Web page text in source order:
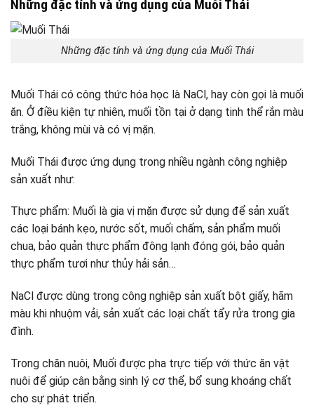
Những đặc tính và ứng dụng của Muối Thái
Những đặc tính và ứng dụng của Muối Thái
Muối Thái có công thức hóa học là NaCl, hay còn gọi là muối
ăn. Ở điều kiện tự nhiên, muối tồn tại ở dạng tinh thể rắn màu
trắng, không mùi và có vị mặn.
Muối Thái được ứng dụng trong nhiều ngành công nghiệp
sản xuất như:
Thực phẩm: Muối là gia vị mặn được sử dụng để sản xuất
các loại bánh kẹo, nước sốt, muối chấm, sản phẩm muối
chua, bảo quản thực phẩm đông lạnh đóng gói, bảo quản
thực phẩm tươi như thủy hải sản…
NaCl được dùng trong công nghiệp sản xuất bột giấy, hãm
màu khi nhuộm vải, sản xuất các loại chất tẩy rửa trong gia
đình.
Trong chăn nuôi, Muối được pha trực tiếp với thức ăn vật
nuôi để giúp cân bằng sinh lý cơ thể, bổ sung khoáng chất
cho sự phát triển.